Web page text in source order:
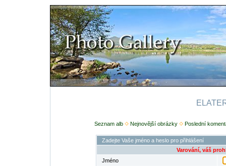
Seznam alb Nejnovější obrázky Poslední
Zadejte Vaše jméno a heslo pro přihlášení
Varování, váš
Jméno